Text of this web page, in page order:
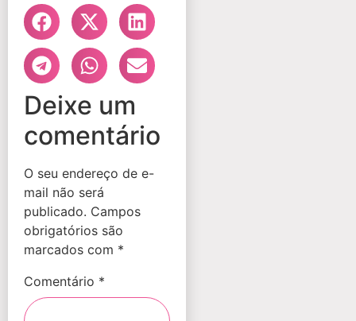
Deixe um
comentário
O seu endereço de e-
mail não será
publicado. Campos
obrigatórios são
marcados com *
Comentário *